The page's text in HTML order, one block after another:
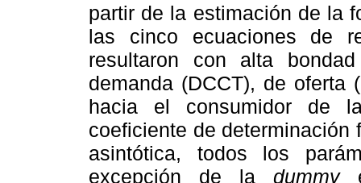
partir de la estimación de la
las cinco ecuaciones de
resultaron con alta
demanda (DCCT), de oferta
hacia el consumidor de
coeficiente de
asintótica, todos los
excepción de la dummy